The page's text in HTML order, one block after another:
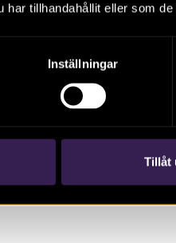
har tillhandahållit eller som
Inställningar
Tillåt
Bok, 2017. Flera
har gjorts i Rasbo i
mer om resultaten.